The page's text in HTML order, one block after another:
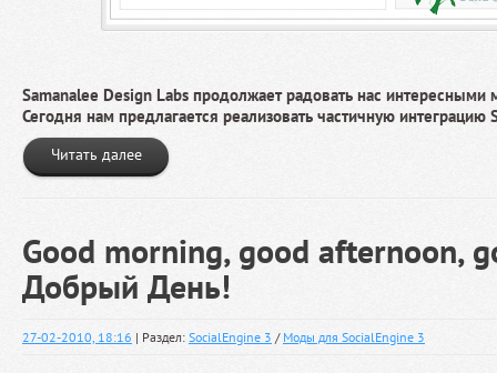
Samanalee Design Labs продолжает радовать нас
Сегодня нам предлагается реализовать частичную интеграцию
Читать далее
Good morning, good afternoon,
Добрый День!
27-02-2010, 18:16 | Раздел: SocialEngine 3 / Моды для SocialEngine 3